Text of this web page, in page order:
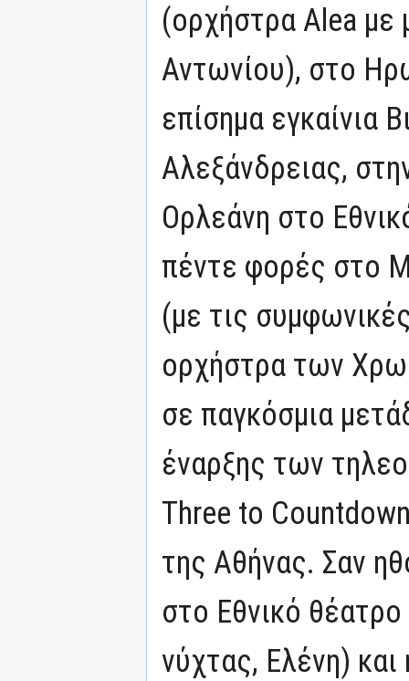
(ορχήστρα Alea
Αντωνίου), στο
επίσημα εγκαίνια
Αλεξάνδρειας,
Ορλεάνη στο
πέντε φορές στο
(με τις
ορχήστρα των
σε παγκόσμια
έναρξης των
Three to
της Αθήνας. Σαν
στο Εθνικό
νύχτας, Ελένη)